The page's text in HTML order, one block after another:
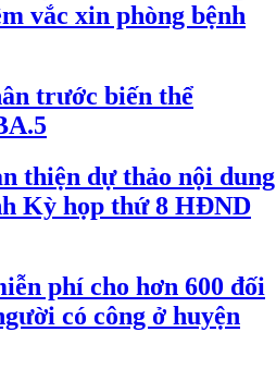
vắc xin phòng bệnh
trước biến thể
thiện dự thảo nội dung
Kỳ họp thứ 8 HĐND
phí cho hơn 600 đối
có công ở huyện